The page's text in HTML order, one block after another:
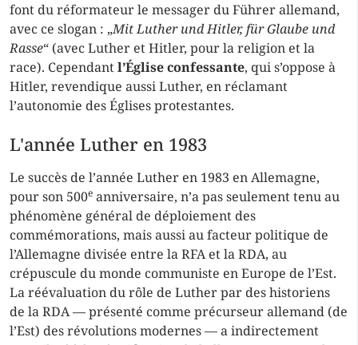
font du réformateur le messager du Führer allemand,
avec ce slogan : „Mit Luther und Hitler, für Glaube und
Rasse“ (avec Luther et Hitler, pour la religion et la
race). Cependantl’Église confessante, qui s’oppose à
Hitler, revendique aussi Luther, en réclamant
l’autonomie des Églises protestantes.
L'année Luther en 1983
Le succès de l’année Luther en 1983 en Allemagne,
pour son 500e anniversaire, n’a pas seulement tenu au
phénomène général de déploiement des
commémorations, mais aussi au facteur politique de
l’Allemagne divisée entre la RFA et la RDA, au
crépuscule du monde communiste en Europe de l’Est.
La réévaluation du rôle de Luther par des historiens
de la RDA — présenté comme précurseur allemand (de
l’Est) des révolutions modernes — a indirectement